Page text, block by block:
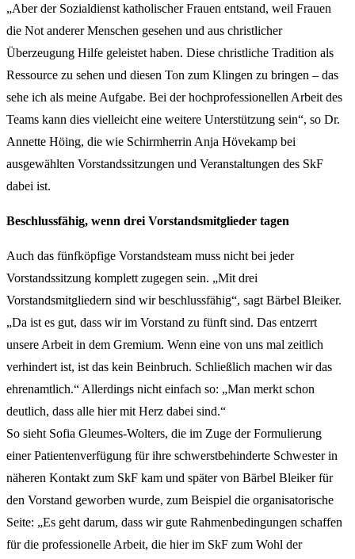
„Aber der Sozialdienst katholischer Frauen entstand, weil Frauen
die Not anderer Menschen gesehen und aus christlicher
Überzeugung Hilfe geleistet haben. Diese christliche Tradition als
Ressource zu sehen und diesen Ton zum Klingen zu bringen – das
sehe ich als meine Aufgabe. Bei der hochprofessionellen Arbeit des
Teams kann dies vielleicht eine weitere Unterstützung sein“, so Dr.
Annette Höing, die wie Schirmherrin Anja Hövekamp bei
ausgewählten Vorstandssitzungen und Veranstaltungen des SkF
dabei ist.
Beschlussfähig, wenn drei Vorstandsmitglieder tagen
Auch das fünfköpfige Vorstandsteam muss nicht bei jeder
Vorstandssitzung komplett zugegen sein. „Mit drei
Vorstandsmitgliedern sind wir beschlussfähig“, sagt Bärbel Bleiker.
„Da ist es gut, dass wir im Vorstand zu fünft sind. Das entzerrt
unsere Arbeit in dem Gremium. Wenn eine von uns mal zeitlich
verhindert ist, ist das kein Beinbruch. Schließlich machen wir das
ehrenamtlich.“ Allerdings nicht einfach so: „Man merkt schon
deutlich, dass alle hier mit Herz dabei sind.“
So sieht Sofia Gleumes-Wolters, die im Zuge der Formulierung
einer Patientenverfügung für ihre schwerstbehinderte Schwester in
näheren Kontakt zum SkF kam und später von Bärbel Bleiker für
den Vorstand geworben wurde, zum Beispiel die organisatorische
Seite: „Es geht darum, dass wir gute Rahmenbedingungen schaffen
für die professionelle Arbeit, die hier im SkF zum Wohl der